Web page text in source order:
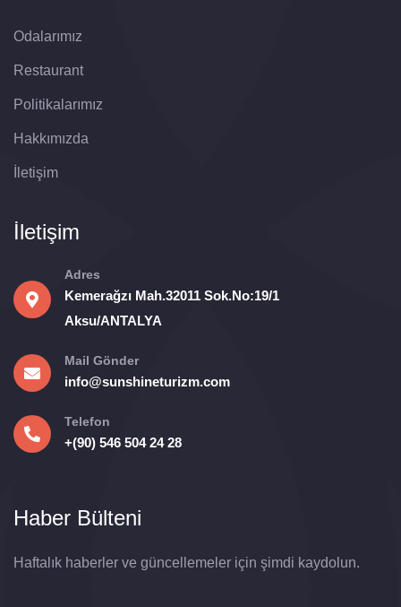
Odalarımız
Restaurant
Politikalarımız
Hakkımızda
İletişim
İletişim
Adres
Kemerağzı Mah.32011 Sok.No:19/1
Aksu/ANTALYA
Mail Gönder
info@sunshineturizm.com
Telefon
+(90) 546 504 24 28
Haber Bülteni
Haftalık haberler ve güncellemeler için şimdi kaydolun.